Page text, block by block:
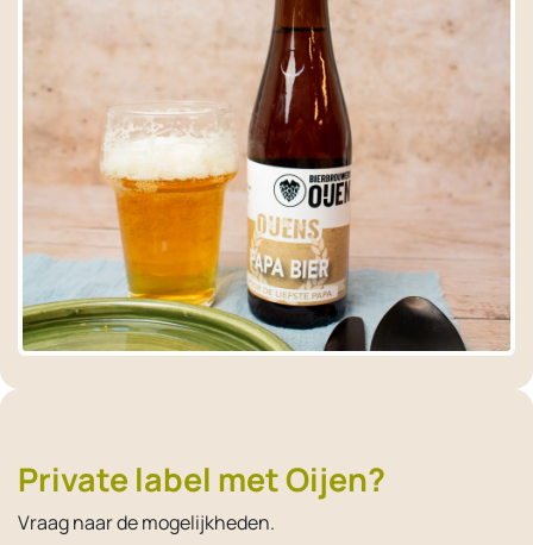
Private label met Oijen?
Vraag naar de mogelijkheden.